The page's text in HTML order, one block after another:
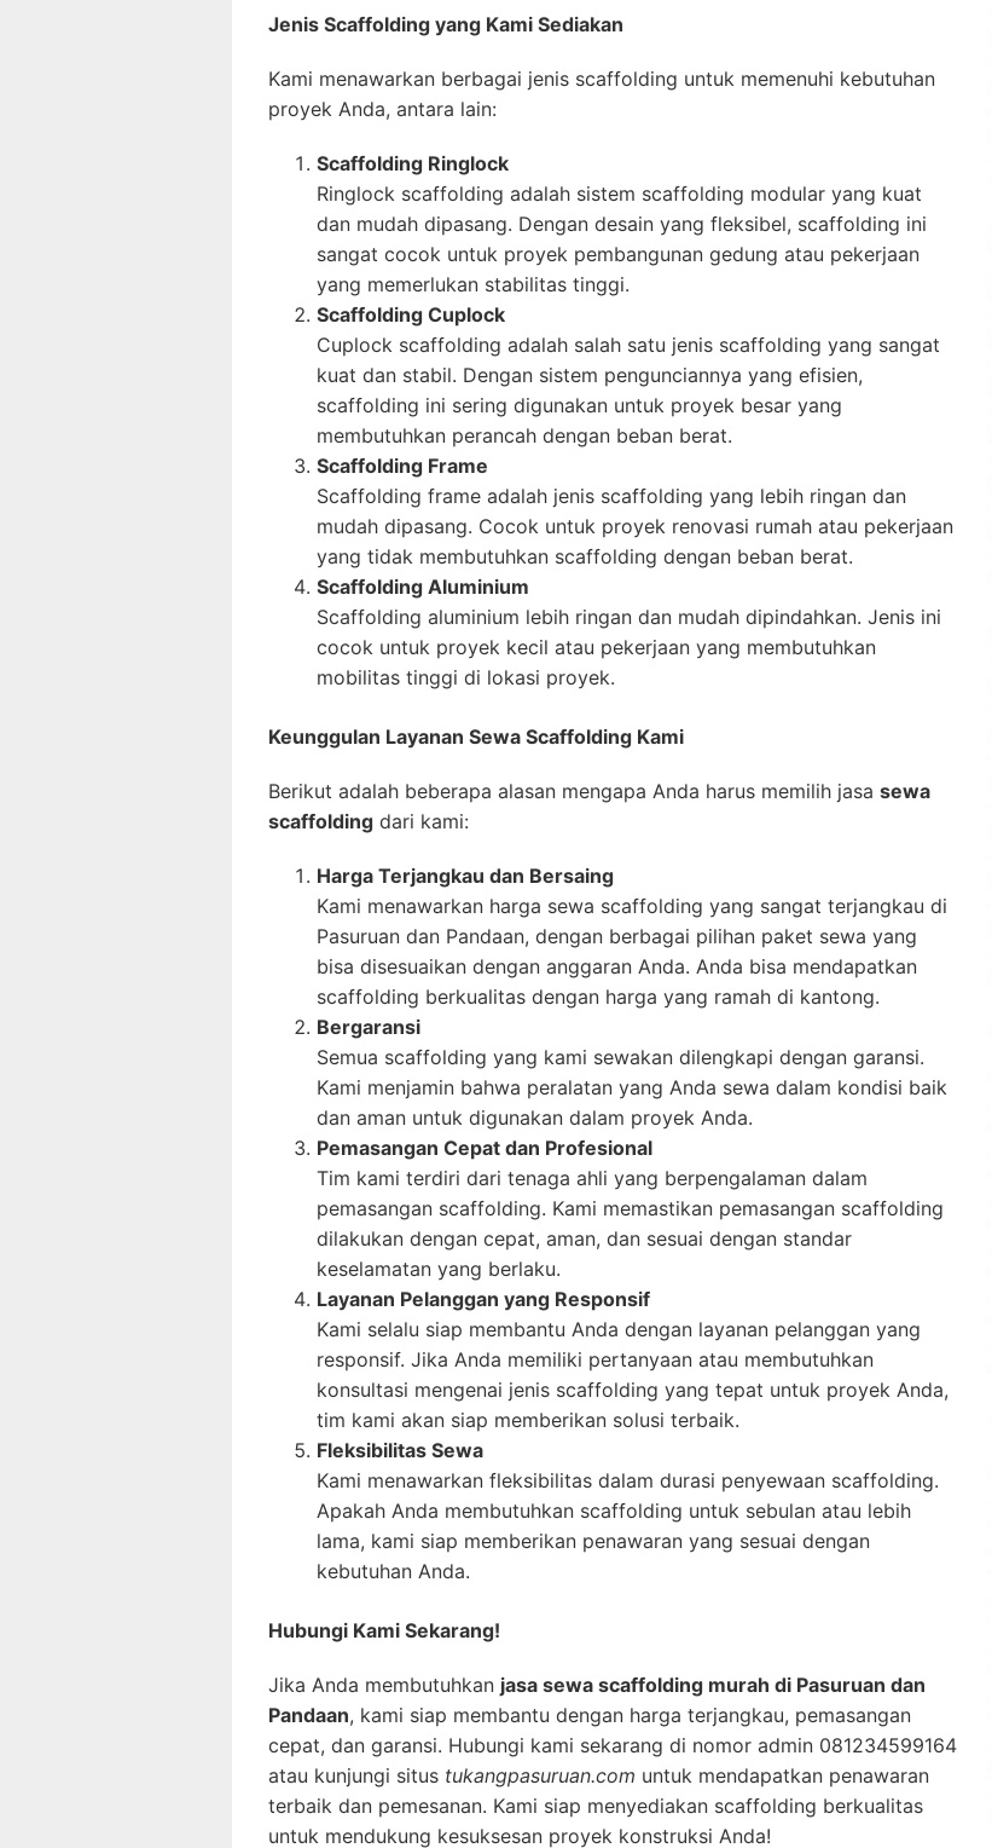
Jenis Scaffolding yang Kami Sediakan
Kami menawarkan berbagai jenis scaffolding untuk memenuhi kebutuhan
proyek Anda, antara lain:
Scaffolding Ringlock
Ringlock scaffolding adalah sistem scaffolding modular yang kuat
dan mudah dipasang. Dengan desain yang fleksibel, scaffolding ini
sangat cocok untuk proyek pembangunan gedung atau pekerjaan
yang memerlukan stabilitas tinggi.
Scaffolding Cuplock
Cuplock scaffolding adalah salah satu jenis scaffolding yang sangat
kuat dan stabil. Dengan sistem pengunciannya yang efisien,
scaffolding ini sering digunakan untuk proyek besar yang
membutuhkan perancah dengan beban berat.
Scaffolding Frame
Scaffolding frame adalah jenis scaffolding yang lebih ringan dan
mudah dipasang. Cocok untuk proyek renovasi rumah atau pekerjaan
yang tidak membutuhkan scaffolding dengan beban berat.
Scaffolding Aluminium
Scaffolding aluminium lebih ringan dan mudah dipindahkan. Jenis ini
cocok untuk proyek kecil atau pekerjaan yang membutuhkan
mobilitas tinggi di lokasi proyek.
Keunggulan Layanan Sewa Scaffolding Kami
Berikut adalah beberapa alasan mengapa Anda harus memilih jasa sewa
scaffolding dari kami:
Harga Terjangkau dan Bersaing
Kami menawarkan harga sewa scaffolding yang sangat terjangkau di
Pasuruan dan Pandaan, dengan berbagai pilihan paket sewa yang
bisa disesuaikan dengan anggaran Anda. Anda bisa mendapatkan
scaffolding berkualitas dengan harga yang ramah di kantong.
Bergaransi
Semua scaffolding yang kami sewakan dilengkapi dengan garansi.
Kami menjamin bahwa peralatan yang Anda sewa dalam kondisi baik
dan aman untuk digunakan dalam proyek Anda.
Pemasangan Cepat dan Profesional
Tim kami terdiri dari tenaga ahli yang berpengalaman dalam
pemasangan scaffolding. Kami memastikan pemasangan scaffolding
dilakukan dengan cepat, aman, dan sesuai dengan standar
keselamatan yang berlaku.
Layanan Pelanggan yang Responsif
Kami selalu siap membantu Anda dengan layanan pelanggan yang
responsif. Jika Anda memiliki pertanyaan atau membutuhkan
konsultasi mengenai jenis scaffolding yang tepat untuk proyek Anda,
tim kami akan siap memberikan solusi terbaik.
Fleksibilitas Sewa
Kami menawarkan fleksibilitas dalam durasi penyewaan scaffolding.
Apakah Anda membutuhkan scaffolding untuk sebulan atau lebih
lama, kami siap memberikan penawaran yang sesuai dengan
kebutuhan Anda.
Hubungi Kami Sekarang!
Jika Anda membutuhkan jasa sewa scaffolding murah di Pasuruan dan
Pandaan, kami siap membantu dengan harga terjangkau, pemasangan
cepat, dan garansi. Hubungi kami sekarang di nomor admin 081234599164
atau kunjungi situs tukangpasuruan.com untuk mendapatkan penawaran
terbaik dan pemesanan. Kami siap menyediakan scaffolding berkualitas
untuk mendukung kesuksesan proyek konstruksi Anda!